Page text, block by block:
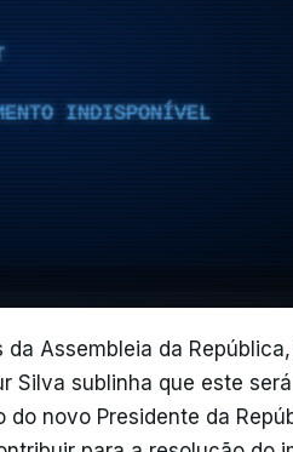
INDISPONÍVEL
Assembleia da
Silva sublinha que este
novo Presidente da